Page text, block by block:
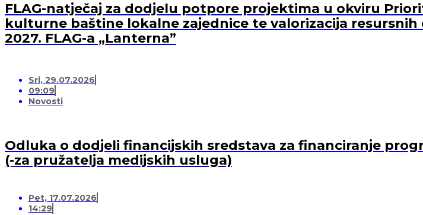
FLAG-natječaj za dodjelu potpore projektima u okviru
kulturne baštine lokalne zajednice te valorizacija resursnih
2027. FLAG-a „Lanterna”
Sri, 29.07.2026
09:09
Novosti
Odluka o dodjeli financijskih sredstava za financiranje
(-za pružatelja medijskih usluga)
Pet, 17.07.2026
14:29